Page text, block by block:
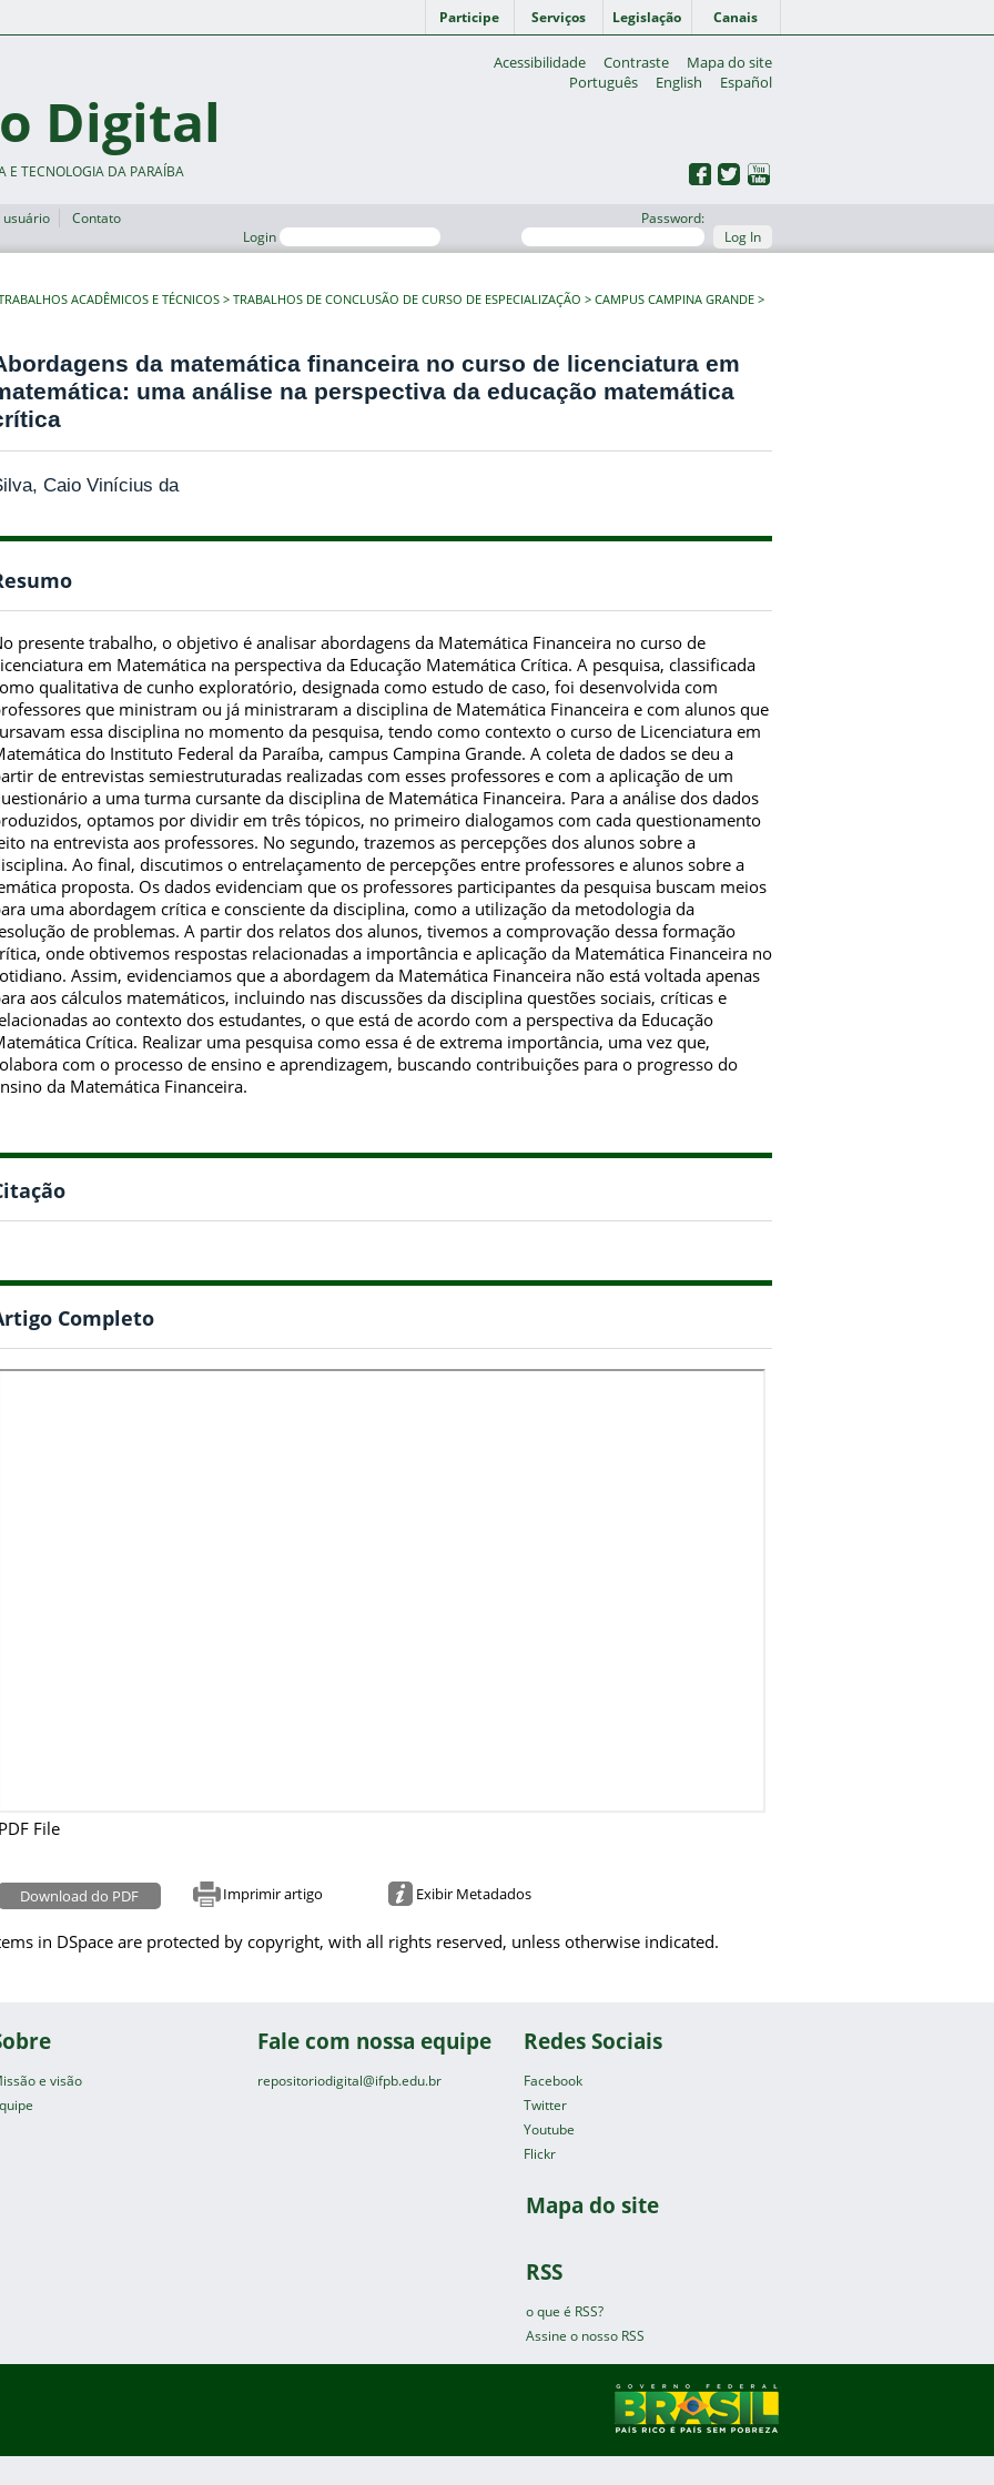
Participe Serviços Legislação Canais
Acessibilidade Contraste
Mapa do site
Português
English Español
Digital
E TECNOLOGIA DA PARAÍBA
usuário
Contato
Login
Password:
Log In
ACADÊMICOS E TÉCNICOS TRABALHOS DE CONCLUSÃO DE CURSO DE ESPECIALIZAÇÃO
CAMPUS CAMPINA GRANDE
da matemática financeira no curso de licenciatura em
uma análise na perspectiva da educação matemática
Caio Vinícius da
presente trabalho, o objetivo é analisar abordagens da Matemática Financeira no curso de
em Matemática na perspectiva da Educação Matemática Crítica. A pesquisa, classificada
qualitativa de cunho exploratório, designada como estudo de caso, foi desenvolvida com
que ministram ou já ministraram a disciplina de Matemática Financeira e com alunos que
essa disciplina no momento da pesquisa, tendo como contexto o curso de Licenciatura em
do Instituto Federal da Paraíba, campus Campina Grande. A coleta de dados se deu a
de entrevistas semiestruturadas realizadas com esses professores e com a aplicação de um
a uma turma cursante da disciplina de Matemática Financeira. Para a análise dos dados
optamos por dividir em três tópicos, no primeiro dialogamos com cada questionamento
na entrevista aos professores. No segundo, trazemos as percepções dos alunos sobre a
Ao final, discutimos o entrelaçamento de percepções entre professores e alunos sobre a
proposta. Os dados evidenciam que os professores participantes da pesquisa buscam meios
uma abordagem crítica e consciente da disciplina, como a utilização da metodologia da
de problemas. A partir dos relatos dos alunos, tivemos a comprovação dessa formação
onde obtivemos respostas relacionadas a importância e aplicação da Matemática Financeira no
Assim, evidenciamos que a abordagem da Matemática Financeira não está voltada apenas
aos cálculos matemáticos, incluindo nas discussões da disciplina questões sociais, críticas e
ao contexto dos estudantes, o que está de acordo com a perspectiva da Educação
Crítica. Realizar uma pesquisa como essa é de extrema importância, uma vez que,
com o processo de ensino e aprendizagem, buscando contribuições para o progresso do
da Matemática Financeira.
Completo
PDF File
Download do PDF Imprimir artigo Exibir Metadados
in DSpace are protected by copyright, with all rights reserved, unless otherwise indicated.
e visão
Fale com nossa equipe
repositoriodigital@ifpb.edu.br
Redes Sociais
Facebook
Twitter
Youtube
Flickr
Mapa do site
RSS
o que é RSS?
Assine o nosso RSS